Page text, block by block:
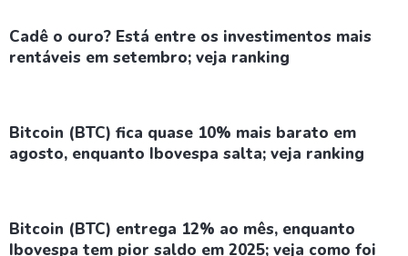
Cadê o ouro? Está entre os investimentos mais
rentáveis em setembro; veja ranking
Bitcoin (BTC) fica quase 10% mais barato em
agosto, enquanto Ibovespa salta; veja ranking
Bitcoin (BTC) entrega 12% ao mês, enquanto
Ibovespa tem pior saldo em 2025; veja como foi